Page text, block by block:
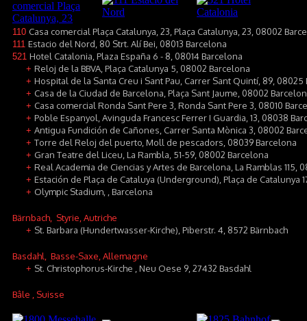
110 Casa comercial Plaça Catalunya, 23, Plaça Catalunya, 23, 08002
111 Estacio del Nord, 80 Strt. Alí Bei, 08013 Barcelona
521 Hotel Catalonia, Plaza España 6 - 8, 08014 Barcelona
+ Reloj de la BBVA, Plaça Catalunya 5, 08002 Barcelona
+ Hospital de la Santa Creu i Sant Pau, Carrer Sant Quintí, 89, 08025
+ Casa de la Ciudad de Barcelona, Plaça Sant Jaume, 08002
+ Casa comercial Ronda Sant Pere 3, Ronda Sant Pere 3, 08010
+ Poble Espanyol, Avinguda Francesc Ferrer I Guardia, 13, 08038
+ Antigua Fundición de Cañones, Carrer Santa Mònica 3, 08002
+ Torre del Reloj del puerto, Moll de pescadors, 08039 Barcelona
+ Gran Teatre del Liceu, La Rambla, 51-59, 08002 Barcelona
+ Real Academia de Ciencias y Artes de Barcelona, La Ramblas 115,
+ Estación de Plaça de Cataluya (Underground), Plaça de Catalunya
+ Olympic Stadium, , Barcelona
Bärnbach , Styrie, Autriche
+ St. Barbara (Hundertwasser-Kirche), Piberstr. 4, 8572 Bärnbach
Basdahl , Basse-Saxe, Allemagne
+ St. Christophorus-Kirche , Neu Oese 9, 27432 Basdahl
Bâle , Suisse